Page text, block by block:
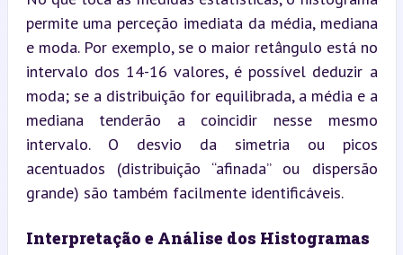
permite uma perceção imediata da média, mediana
e moda. Por exemplo, se o maior retângulo está no
intervalo dos 14-16 valores, é possível deduzir a
moda; se a distribuição for equilibrada, a média e a
mediana tenderão a coincidir nesse mesmo
intervalo. O desvio da simetria ou picos
acentuados (distribuição “afinada” ou dispersão
grande) são também facilmente identificáveis.
Interpretação e Análise dos Histogramas